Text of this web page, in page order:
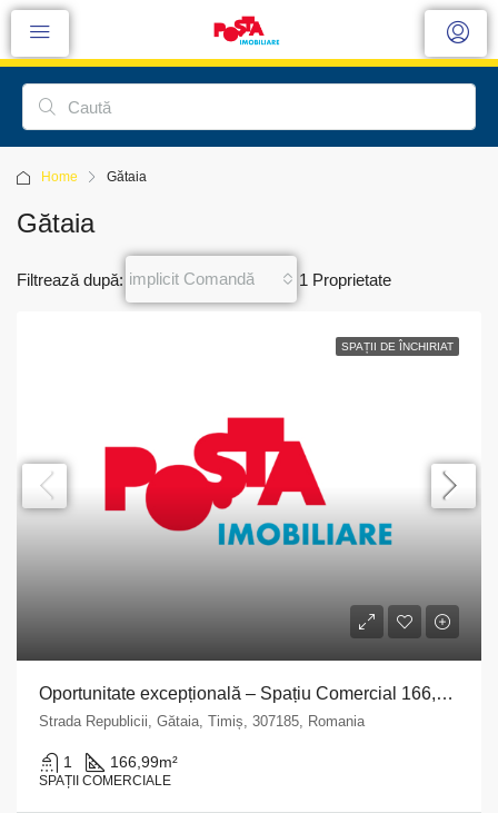
Home Gătaia
Gătaia
1 Proprietate
Filtrează după: implicit Comandă
SPAȚII DE ÎNCHIRIAT
Oportunitate excepțională – Spațiu Comercial 166,99 mp – Str. Republicii Nr. 76, Gătaia, județul Timiș
Strada Republicii, Gătaia, Timiș, 307185, Romania
1 166,99m²
SPAȚII COMERCIALE